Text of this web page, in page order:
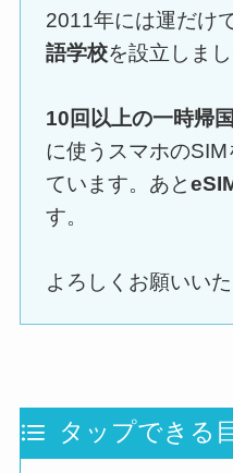
2011年には運だけ
語学校を設立しまし
10回以上の一時帰国
に使うスマホの
ています。あと
す。
よろしくお願いい
タップできる